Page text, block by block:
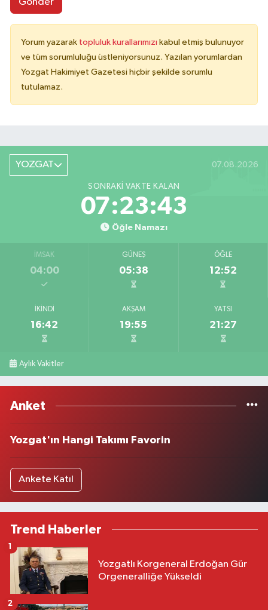
Yorum yazarak topluluk kurallarımızı kabul etmiş bulunuyor
ve tüm sorumluluğu üstleniyorsunuz. Yazılan yorumlardan
Yozgat Hakimiyet Gazetesi hiçbir şekilde sorumlu
tutulamaz.
YOZGAT 07.08.2026
SONRAKI VAKTE KALAN
07:23:43
Öğle Namazı
İMSAK
04:00
GÜNEŞ
05:38
ÖĞLE
12:52
İKINDI
16:42
AKŞAM
19:55
YATSI
21:27
Aylık Vakitler
Anket
Yozgat'ın Hangi Takımı Favorin
Ankete Katıl
Trend Haberler
Yozgatlı Korgeneral Erdoğan Gür
Orgeneralliğe Yükseldi
1
2